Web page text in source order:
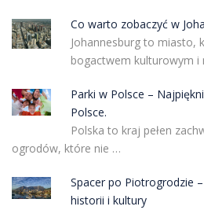
Co warto zobaczyć w
Johannesburg to miasto,
bogactwem kulturowym
Parki w Polsce –
Polsce.
Polska to kraj pełen
ogrodów, które nie …
Spacer po Piotrogrodzie
historii i kultury